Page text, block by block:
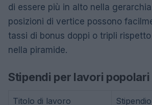
di essere più in alto nella
posizioni di vertice possono
tassi di bonus doppi o tripli
nella piramide.
Stipendi per lavori popolari
Titolo di lavoro